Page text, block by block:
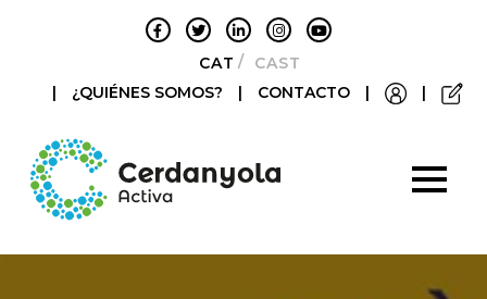
CATALÀCASTELLANO
|
¿QUIÉNES SOMOS? | CONTACTO | |